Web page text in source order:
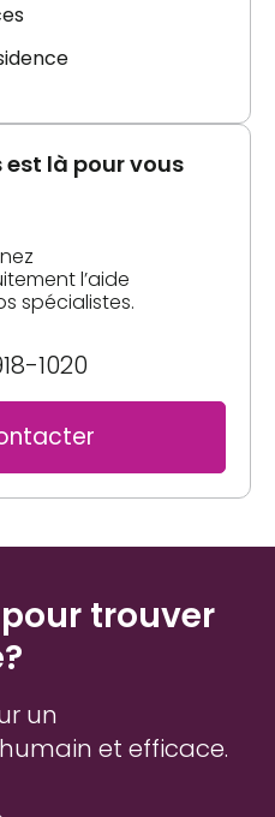
est là pour vous
l’aide
spécialistes.
1020
trouver
un
et efficace.